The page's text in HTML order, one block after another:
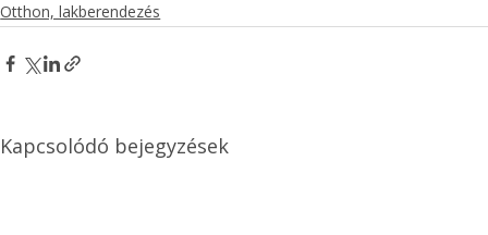
Otthon, lakberendezés
Kapcsolódó bejegyzések